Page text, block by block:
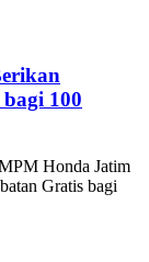
100
Honda Jatim
Gratis bagi